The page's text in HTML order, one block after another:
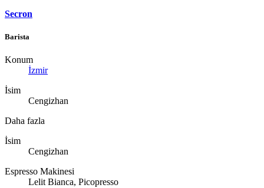
Secron
Barista
Konum
İzmir
İsim
Cengizhan
Daha fazla
İsim
Cengizhan
Espresso Makinesi
Lelit Bianca, Picopresso